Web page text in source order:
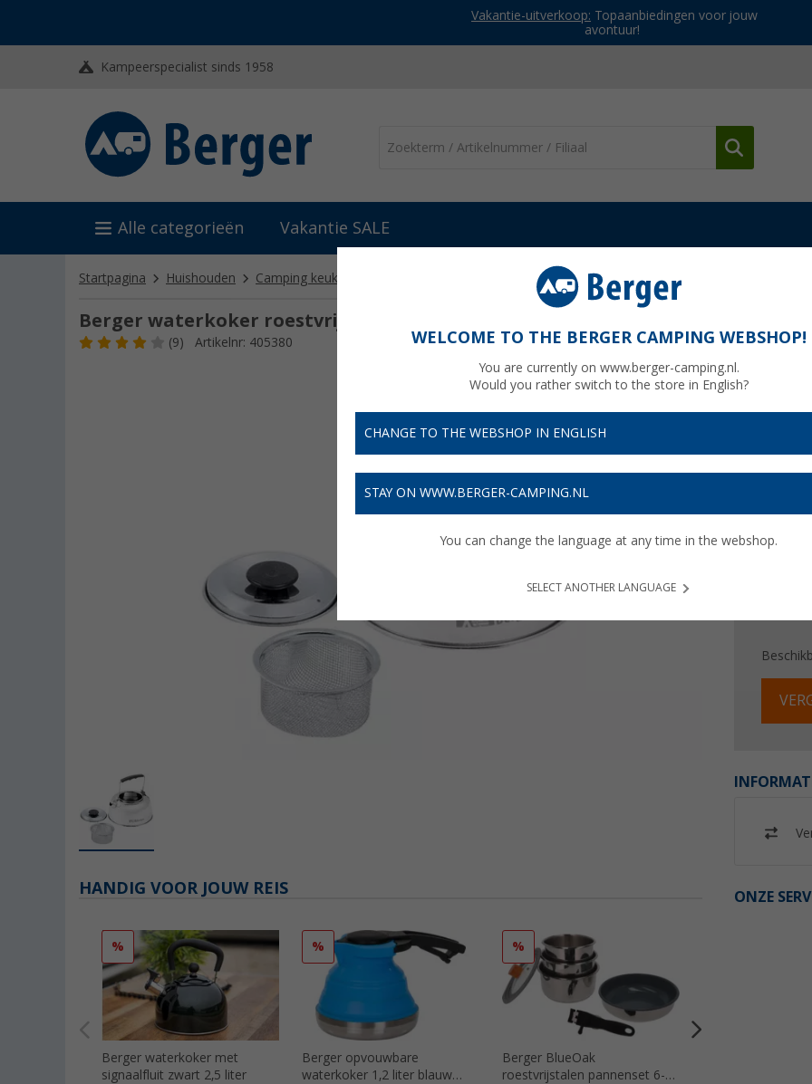
Vakantie-uitverkoop: Topaanbiedingen voor jouw
avontuur!
Kampeerspecialist sinds 1958
Alle categorieën Vakantie SALE
Startpagina Huishouden Camping keukenartikelen Berger waterkoker roestvrij staal met theezeefje 800
Berger waterkoker roestvrij staal met theezeefje 800 ml
(9) Artikelnr: 405380
€
Prijzen
ONZE
HANDIG VOOR JOUW REIS
%
Berger waterkoker met
signaalfluit zwart 2,5 liter
%
Berger opvouwbare
waterkoker 1,2 liter blauw
%
Berger BlueOak
roestvrijstalen pannenset 6-
WELCOME TO THE BERGER CAMPING WEBSHOP!
You are currently on www.berger-camping.nl.
Would you rather switch to the store in English?
CHANGE TO THE WEBSHOP IN ENGLISH
STAY ON WWW.BERGER-CAMPING.NL
You can change the language at any time in the webshop.
SELECT ANOTHER LANGUAGE